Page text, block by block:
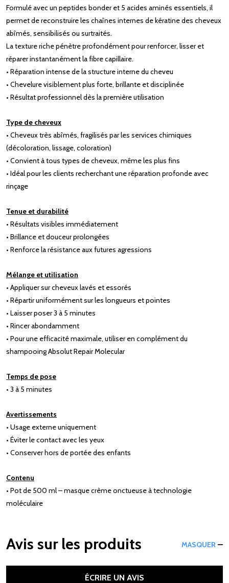
Formulé avec un peptides bonder et 5 acides aminés essentiels, il
permet de reconstruire les chaînes internes de kératine des cheveux
abîmés, sensibilisés ou surtraités.
La texture riche pénètre profondément pour renforcer, lisser et
réparer instantanément la fibre capillaire.
• Réparation intense de la structure interne du cheveu
• Chevelure visiblement plus forte, brillante et disciplinée
• Résultat professionnel dès la première utilisation
Type de cheveux
• Cheveux très abîmés, fragilisés par les services chimiques
(décoloration, lissage, coloration)
• Convient à tous types de cheveux, même les plus fins
• Idéal pour les clients recherchant une réparation profonde avec
rinçage
Tenue et durabilité
• Résultats visibles immédiatement
• Brillance et douceur prolongées
• Renforce la résistance aux futures agressions
Mélange et utilisation
• Appliquer sur cheveux lavés et essorés
• Répartir uniformément sur les longueurs et pointes
• Laisser poser 3 à 5 minutes
• Rincer abondamment
• Pour une efficacité maximale, utiliser en complément du
shampooing Absolut Repair Molecular
Temps de pose
• 3 à 5 minutes
Avertissements
• Usage externe uniquement
• Éviter le contact avec les yeux
• Conserver hors de portée des enfants
Contenu
• Pot de 500 ml – masque crème onctueuse à technologie
moléculaire
Avis sur les produits MASQUER
ÉCRIRE UN AVIS